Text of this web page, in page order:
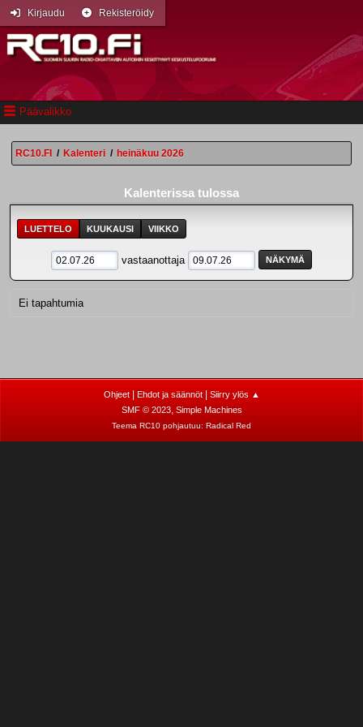
Päävalikko
Kirjaudu Rekisteröidy
RC10.FI / Kalenteri / heinäkuu 2026
Kalenterissa tulossa
LUETTELO KUUKAUSI VIIKKO
vastaanottaja
Ei tapahtumia
Ohjeet| Ehdot ja säännöt|
Siirry ylös ▲
SMF © 2023, Simple Machines
Teema RC10 pohjautuu: Radical Red